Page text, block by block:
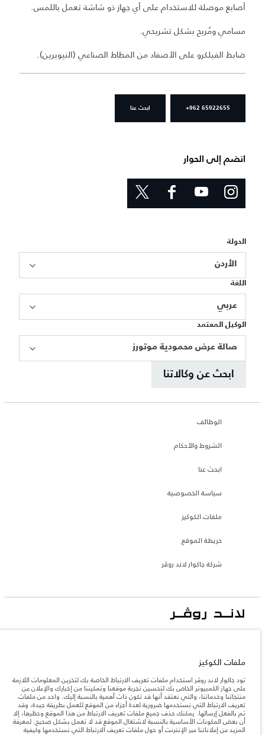
أصابع موصلة للاستخدام على أي جهاز ذو شاشة تعمل باللمس.
مسامي ومُريح بشكل تشريحي.
ضابط الفيلكرو على الأصفاد من المطاط الصناعي (النيوبرين).
+962 65922655 ابحث عنا
انضم إلى الحوار
الدولة
الأردن
اللغة
عربي
الوكيل المعتمد
صالة عرض محمودية موتورز
ابحث عن وكالاتنا
الوظائف
الشروط والأحكام
ابحث عنا
سياسة الخصوصية
ملفات الكوكيز
خريطة الموقع
شركة جاكوار لاند روڤر
تعكس الأوزان المذكورة مواصفات السيارة القياسية. سوف تؤثر الإكسسوارات وغيرها من
والحد الأقصى لأحمال المحور عند تحميل السيارة بالإكسسوارات والركاب والسوائل والوقود
والحمولة.
المعلومات والمواصفات والأسعار والألوان المذكورة على هذا الموقع قد تختلف من بلد إلى
آخر، كما أنّها قد تتغير بدون إشعار مسبق. الرجاء التواصل مع وكيلنا المحلي للتأكد من توفّرها
والتحقق من الأسعار.
ملفات الكوكيز
تود جاكوار لاند روڤر استخدام ملفات تعريف الارتباط الخاصة بك لتخزين المعلومات اللازمة
على جهاز الكمبيوتر الخاص بك لتحسين تجربة موقعنا وتمكيننا من إخبارك والإعلان عن
منتجاتنا وخدماتنا، والتي نعتقد أنها قد تكون ذات أهمية بالنسبة إليك. واحد من ملفات
تعريف الارتباط التي نستخدمها ضرورية لعدة أجزاء من الموقع للعمل بطريقة جيدة، وقد
تم بالفعل إرسالها. يمكنك حذف جميع ملفات تعريف الارتباط من هذا الموقع وحظرها، إلا
أن بعض المكونات الأساسية بالنسبة لاشتغال الموقع قد لا تعمل بشكل صحيح. لمعرفة
المزيد عن إعلاناتنا عبر الإنترنت أو حول ملفات تعريف الارتباط التي نستخدمها وكيفية